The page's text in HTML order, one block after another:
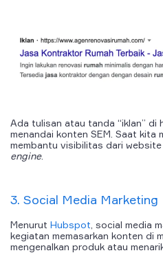
Ada tulisan atau tanda “iklan” di
menandai konten SEM. Saat kita
membantu visibilitas dari
engine.
3. Social Media Marketing
Menurut Hubspot , social media
kegiatan memasarkan konten di
mengenalkan produk atau